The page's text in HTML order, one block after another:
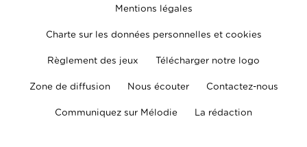
Mentions légales
Charte sur les données personnelles et cookies
Règlement des jeux Télécharger notre logo
Zone de diffusion Nous écouter Contactez-nous
Communiquez sur Mélodie La rédaction